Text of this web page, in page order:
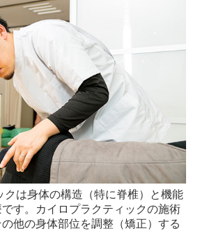
クは身体の構造（特に脊椎）と機能
す。カイロプラクティックの施術
他の身体部位を調整（矯正）する